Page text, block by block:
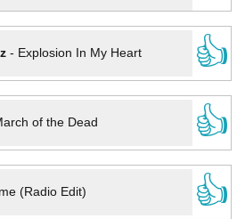
- Explosion In My Heart
👍
of the Dead
👍
(Radio Edit)
👍